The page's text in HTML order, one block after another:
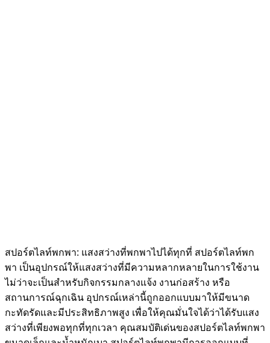
สปอร์ตไลท์พกพา: แสงสว่างที่พกพาไปได้ทุกที่ สปอร์ตไลท์พก
พา เป็นอุปกรณ์ให้แสงสว่างที่มีความหลากหลายในการใช้งาน
ไม่ว่าจะเป็นสำหรับกิจกรรมกลางแจ้ง งานก่อสร้าง หรือ
สถานการณ์ฉุกเฉิน อุปกรณ์เหล่านี้ถูกออกแบบมาให้มีขนาด
กะทัดรัดและมีประสิทธิภาพสูง เพื่อให้คุณมั่นใจได้ว่าได้รับแสง
สว่างที่เพียงพอทุกที่ทุกเวลา คุณสมบัติเด่นของสปอร์ตไลท์พกพา